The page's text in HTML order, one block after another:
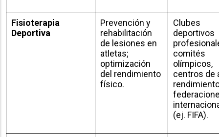
Fisioterapia
Deportiva
Prevención y
rehabilitación
de lesiones en
atletas;
optimización
del rendimiento
físico.
Clubes
deportivos
comités
olímpicos,
centros de
(ej. FIFA).